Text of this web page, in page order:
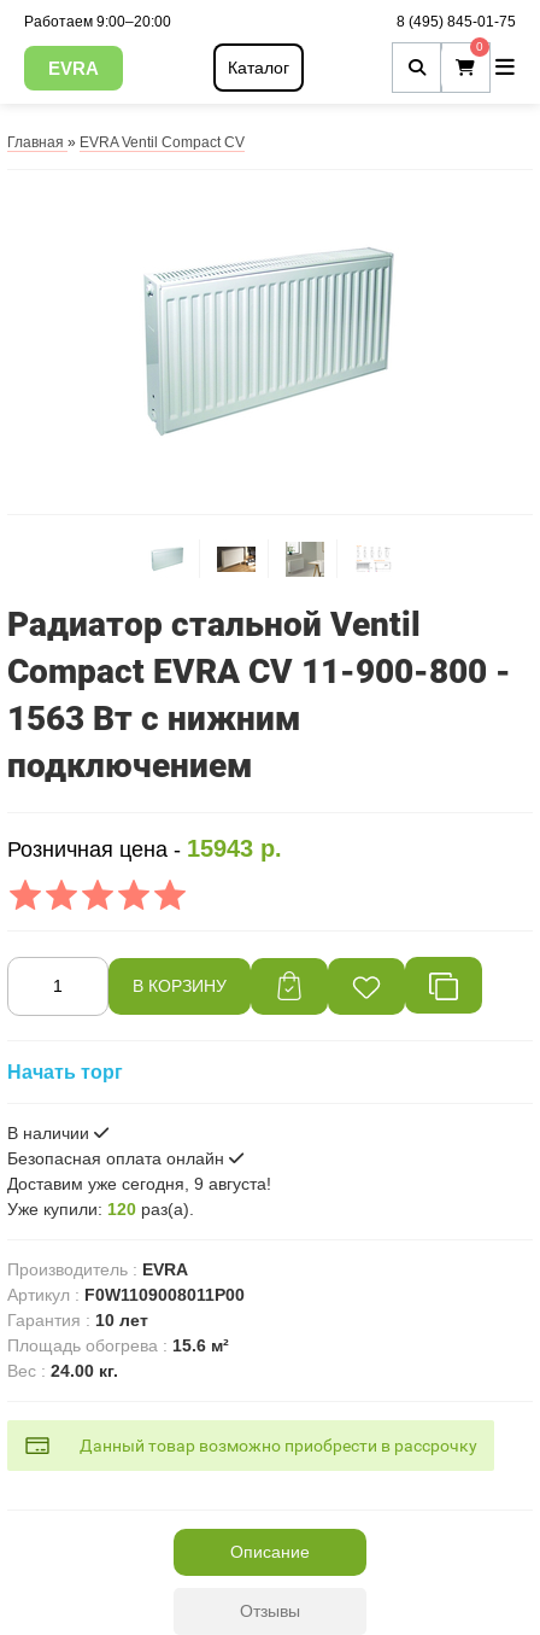
Работаем 9:00–20:00 8 (495) 845-01-75
EVRA Каталог
0
Главная » EVRA Ventil Compact CV
Радиатор стальной Ventil
Compact EVRA CV 11-900-800 -
1563 Вт с нижним
подключением
Розничная цена - 15943 р.
Начать торг
В наличии
Безопасная оплата онлайн
Доставимуже сегодня, 9 августа!
Уже купили: 120 раз(a).
Производитель : EVRA
Артикул : F0W1109008011P00
Гарантия : 10 лет
Площадь обогрева : 15.6 м²
Вес :24.00 кг.
Данный товар возможно приобрести в рассрочку
Описание
Отзывы